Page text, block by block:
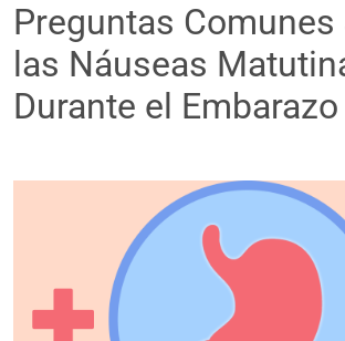
Preguntas Comunes
las Náuseas
Durante el Embarazo